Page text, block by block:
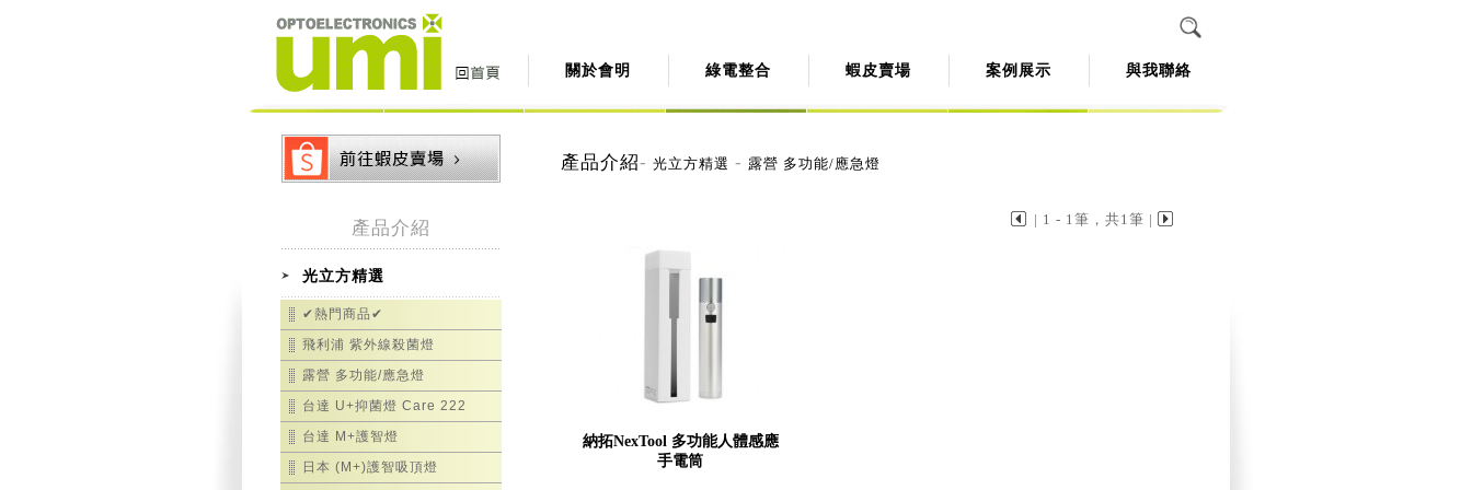
關於會明 綠電整合 蝦皮賣場 案例展示 與我聯絡
產品介紹
光立方精選
✔熱門商品✔
飛利浦 紫外線殺菌燈
露營 多功能/應急燈
台達 U+抑菌燈 Care 222
台達 M+護智燈
日本 (M+)護智吸頂燈
產品介紹- 光立方精選 - 露營 多功能/應急燈
| 1 - 1筆，共1筆 |
納拓NexTool 多功能人體感應
手電筒